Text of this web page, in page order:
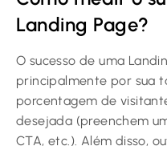
Landing Page?
O sucesso de uma
principalmente por sua
porcentagem de
desejada (preenchem
CTA, etc.). Além disso,